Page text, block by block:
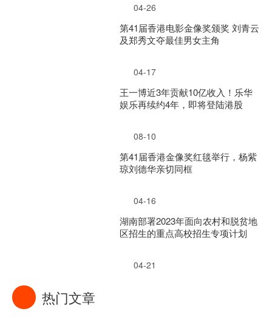
04-26
第41届香港电影金像奖颁奖 刘青云
及郑秀文夺最佳男女主角
04-17
王一博近3年贡献10亿收入！乐华
娱乐再续约4年，即将登陆港股
08-10
第41届香港金像奖红毯举行，杨紫
琼刘德华亲切同框
04-16
湖南部署2023年面向农村和脱贫地
区招生的重点高校招生专项计划
04-21
热门文章